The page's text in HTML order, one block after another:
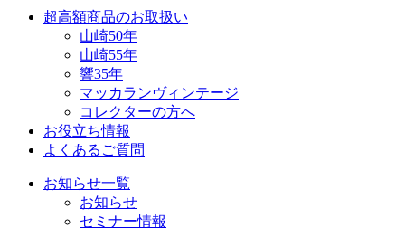
超高額商品のお取扱い
山崎50年
山崎55年
響35年
マッカランヴィンテージ
コレクターの方へ
お役立ち情報
よくあるご質問
お知らせ一覧
お知らせ
セミナー情報